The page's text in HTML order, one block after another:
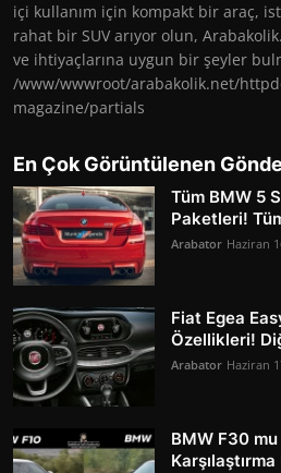
içi kullanım için kompakt bir araç,
rahat bir SUV arıyor olun,
ve ihtiyaçlarına uygun bir şeyler
/www/wwwroot/arabakolik.net/
magazine/partials
En Çok Görüntülenen
Tüm BMW 5
Paketleri!
Arabator Haziran
Fiat Egea
Özellikleri!
Arabator Haziran
BMW F30